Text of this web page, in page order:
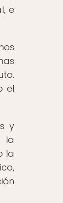
e
el
y
la
la